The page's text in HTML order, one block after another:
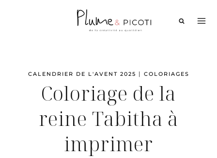
CALENDRIER DE L'AVENT 2025 | COLORIAGES
Coloriage de la
reine Tabitha à
imprimer